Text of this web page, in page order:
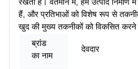
हैं, और प्रतिभाओं को विशेष रूप से
खुद की मुख्य तकनीकों को विकसित
ब्रांड
का नाम
देवदार